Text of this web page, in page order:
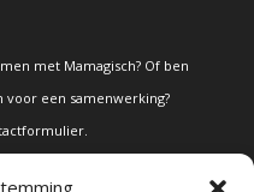
met Mamagisch? Of ben
een samenwerking?
.